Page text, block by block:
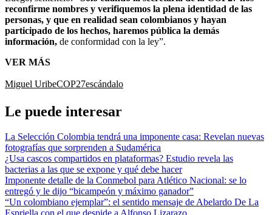
reconfirme nombres y verifiquemos la plena identidad de las
personas, y que en realidad sean colombianos y hayan
participado de los hechos, haremos pública la demás
información, de conformidad con la ley”.
VER MÁS
Miguel UribeCOP27escándalo
Le puede interesar
La Selección Colombia tendrá una imponente casa: Revelan nuevas
fotografías que sorprenden a Sudamérica
¿Usa cascos compartidos en plataformas? Estudio revela las
bacterias a las que se expone y qué debe hacer
Imponente detalle de la Conmebol para Atlético Nacional: se lo
entregó y le dijo “bicampeón y máximo ganador”
“Un colombiano ejemplar”: el sentido mensaje de Abelardo De La